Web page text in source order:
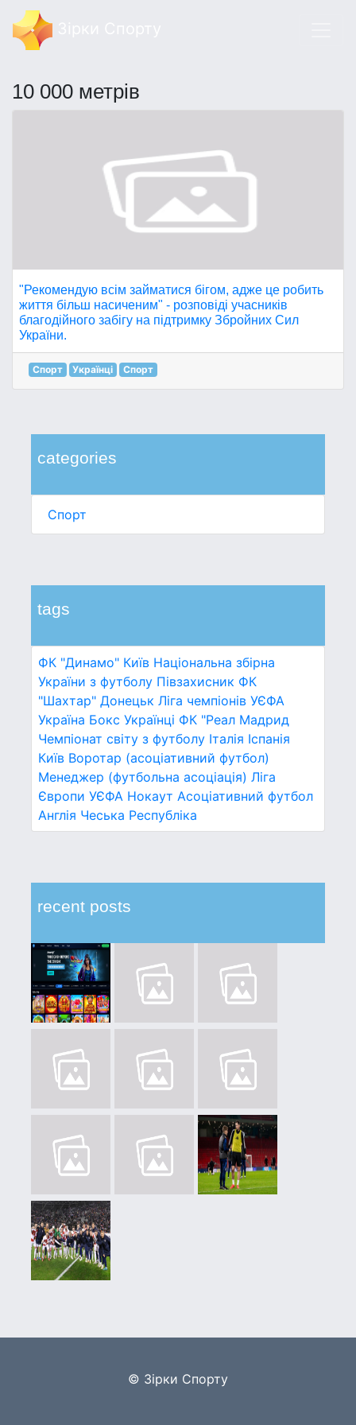
10 000 метрів
categories
Спорт
tags
ФК "Динамо" Київ Національна збірна
України з футболу Півзахисник ФК
"Шахтар" Донецьк Ліга чемпіонів УЄФА
Україна Бокс Українці ФК "Реал Мадрид
Чемпіонат світу з футболу Італія Іспанія
Київ Воротар (асоціативний футбол)
Менеджер (футбольна асоціація) Ліга
Європи УЄФА Нокаут Асоціативний футбол
Англія Чеська Республіка
recent posts
"Рекомендую всім займатися бігом, адже це робить
життя більш насиченим" - розповіді учасників
благодійного забігу на підтримку Збройних Сил
України.
Спорт Українці Спорт
© Зірки Спорту